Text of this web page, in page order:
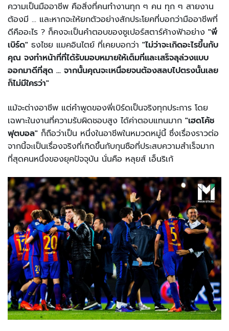
ความเป็นมืออาชีพ คือสิ่งที่คนทำงานทุก ๆ คน ทุก ๆ สายงาน
ต้องมี ... และหากจะให้ยกตัวอย่างสักประโยคที่บอกว่ามืออาชีพที่
ดีคืออะไร ? ก็คงจะเป็นคำตอบของซูเปอร์สตาร์ค้างฟ้าอย่าง "พี่
เบิร์ด" ธงไชย แมคอินไตย์ ที่เคยบอกว่า "ไม่ว่าจะเกิดอะไรขึ้นกับ
คุณ จงทำหน้าที่ที่ได้รับมอบหมายให้เต็มที่และเสร็จลุล่วงแบบ
ออกมาดีที่สุด ... จากนั้นคุณจะเหนื่อยจนต้องสลบไปตรงนั้นเลย
ก็ไม่มีใครว่า"
แม้จะต่างอาชีพ แต่คำพูดของพี่เบิร์ดเป็นจริงทุกประการ โดย
เฉพาะในงานที่ความรับผิดชอบสูง ได้ค่าตอบแทนมาก "เฮดโค้ช
ฟุตบอล" ก็ถือว่าเป็น หนึ่งในอาชีพในหมวดหมู่นี้ ซึ่งเรื่องราวต่อ
จากนี้จะเป็นเรื่องจริงที่เกิดขึ้นกับกุนซือที่ประสบความสำเร็จมาก
ที่สุดคนหนึ่งของยุคปัจจุบัน นั่นคือ หลุยส์ เอ็นริเก้